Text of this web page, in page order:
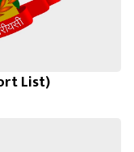
List)